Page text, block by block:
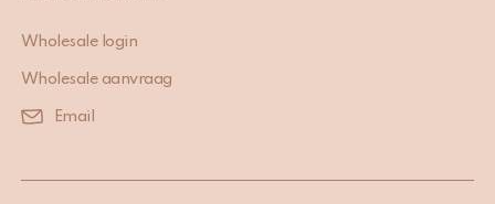
Wholesale login
Wholesale aanvraag
Email